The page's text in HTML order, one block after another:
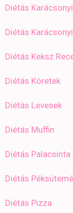
Diétás
Diétás
Diétás Keksz
Diétás Köretek
Diétás Levesek
Diétás Muffin
Diétás Palacsinta
Diétás
Diétás Pizza